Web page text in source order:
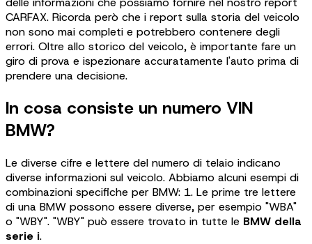
CARFAX. Ricorda però che i report sulla storia del veicolo
non sono mai completi e potrebbero contenere degli
errori. Oltre allo storico del veicolo, è importante fare un
giro di prova e ispezionare accuratamente l'auto prima di
prendere una decisione.
In cosa consiste un numero VIN
BMW?
Le diverse cifre e lettere del numero di telaio indicano
diverse informazioni sul veicolo. Abbiamo alcuni esempi di
combinazioni specifiche per BMW: 1. Le prime tre lettere
di una BMW possono essere diverse, per esempio "WBA"
o "WBY". "WBY" può essere trovato in tutte le BMW della
serie i.